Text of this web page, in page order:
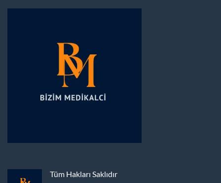
Tüm Hakları Saklıdır